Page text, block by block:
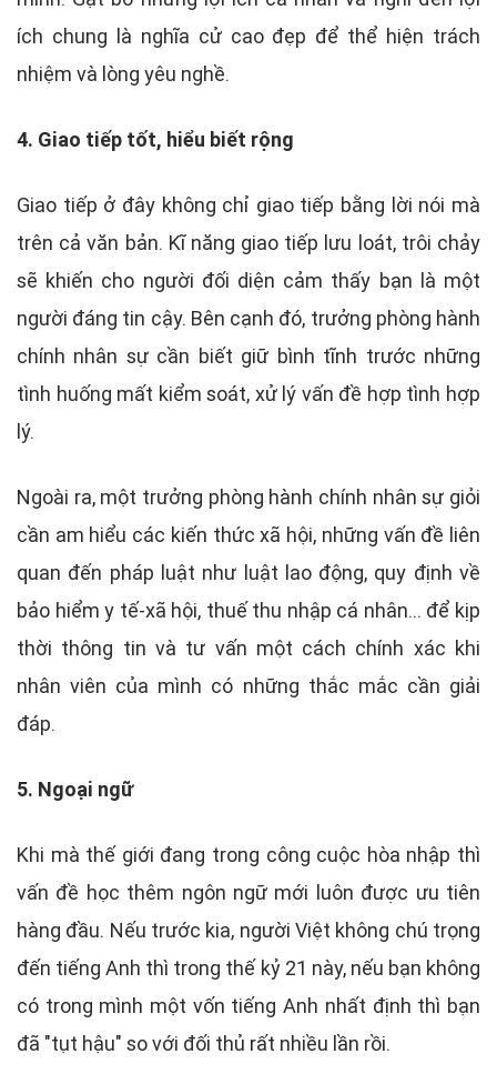
ích chung là nghĩa cử cao đẹp để thể hiện trách
nhiệm và lòng yêu nghề.
4. Giao tiếp tốt, hiểu biết rộng
Giao tiếp ở đây không chỉ giao tiếp bằng lời nói mà
trên cả văn bản. Kĩ năng giao tiếp lưu loát, trôi chảy
sẽ khiến cho người đối diện cảm thấy bạn là một
người đáng tin cậy. Bên cạnh đó, trưởng phòng hành
chính nhân sự cần biết giữ bình tĩnh trước những
tình huống mất kiểm soát, xử lý vấn đề hợp tình hợp
lý.
Ngoài ra, một trưởng phòng hành chính nhân sự giỏi
cần am hiểu các kiến thức xã hội, những vấn đề liên
quan đến pháp luật như luật lao động, quy định về
bảo hiểm y tế-xã hội, thuế thu nhập cá nhân… để kịp
thời thông tin và tư vấn một cách chính xác khi
nhân viên của mình có những thắc mắc cần giải
đáp.
5. Ngoại ngữ
Khi mà thế giới đang trong công cuộc hòa nhập thì
vấn đề học thêm ngôn ngữ mới luôn được ưu tiên
hàng đầu. Nếu trước kia, người Việt không chú trọng
đến tiếng Anh thì trong thế kỷ 21 này, nếu bạn không
có trong mình một vốn tiếng Anh nhất định thì bạn
đã "tụt hậu" so với đối thủ rất nhiều lần rồi.